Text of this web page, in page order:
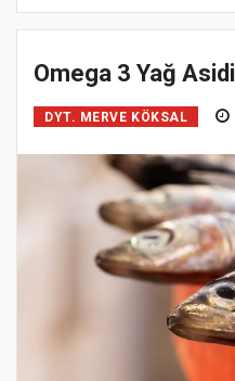
Omega 3 Yağ
DYT. MERVE KÖKSAL